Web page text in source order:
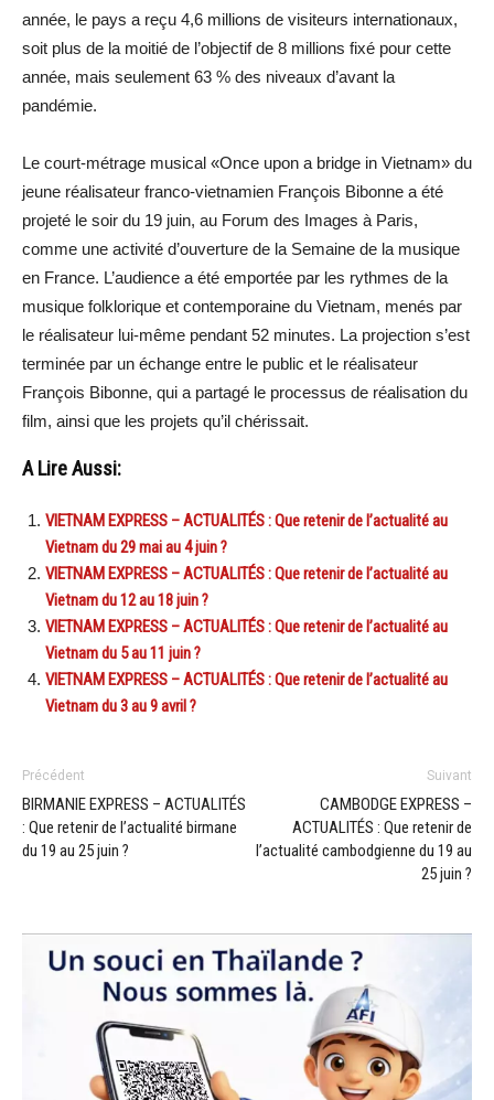
année, le pays a reçu 4,6 millions de visiteurs internationaux,
soit plus de la moitié de l’objectif de 8 millions fixé pour cette
année, mais seulement 63 % des niveaux d’avant la
pandémie.
Le court-métrage musical «Once upon a bridge in Vietnam» du
jeune réalisateur franco-vietnamien François Bibonne a été
projeté le soir du 19 juin, au Forum des Images à Paris,
comme une activité d’ouverture de la Semaine de la musique
en France. L’audience a été emportée par les rythmes de la
musique folklorique et contemporaine du Vietnam, menés par
le réalisateur lui-même pendant 52 minutes. La projection s’est
terminée par un échange entre le public et le réalisateur
François Bibonne, qui a partagé le processus de réalisation du
film, ainsi que les projets qu’il chérissait.
A Lire Aussi:
VIETNAM EXPRESS – ACTUALITÉS : Que retenir de l’actualité au
Vietnam du 29 mai au 4 juin ?
VIETNAM EXPRESS – ACTUALITÉS : Que retenir de l’actualité au
Vietnam du 12 au 18 juin ?
VIETNAM EXPRESS – ACTUALITÉS : Que retenir de l’actualité au
Vietnam du 5 au 11 juin ?
VIETNAM EXPRESS – ACTUALITÉS : Que retenir de l’actualité au
Vietnam du 3 au 9 avril ?
Précédent
BIRMANIE EXPRESS – ACTUALITÉS
: Que retenir de l’actualité birmane
du 19 au 25 juin ?
Suivant
CAMBODGE EXPRESS –
ACTUALITÉS : Que retenir de
l’actualité cambodgienne du 19 au
25 juin ?